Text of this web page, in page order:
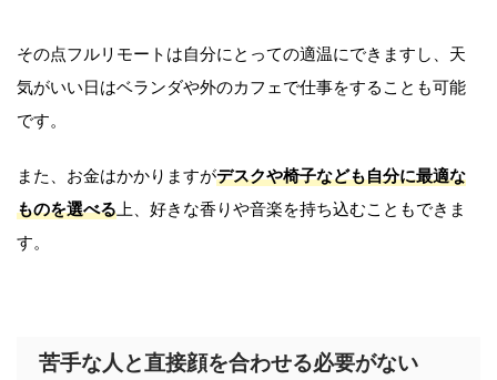
その点フルリモートは自分にとっての適温にできますし、天
気がいい日はベランダや外のカフェで仕事をすることも可能
です。
また、お金はかかりますがデスクや椅子なども自分に最適な
ものを選べる上、好きな香りや音楽を持ち込むこともできま
す。
苦手な人と直接顔を合わせる必要がない